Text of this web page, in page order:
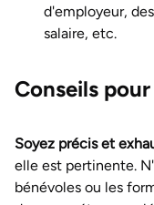
d'employeur,
salaire, etc.
Conseils
Soyez précis et
elle est pertinente.
bénévoles ou les